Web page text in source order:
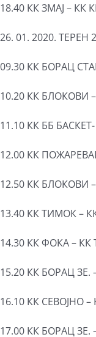
18.40 КК ЗМАЈ – КК
26. 01. 2020. ТЕРЕН
09.30 КК БОРАЦ
10.20 КК БЛОКОВИ
11.10 КК ББ
12.00 КК
12.50 КК БЛОКОВИ
13.40 КК ТИМОК –
14.30 КК ФОКА – КК
15.20 КК БОРАЦ ЗЕ.
16.10 КК СЕВОЈНО
17.00 КК БОРАЦ